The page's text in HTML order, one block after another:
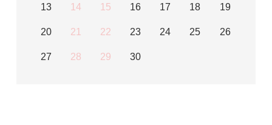
13 14 15 16 17 18 19
20 21 22 23 24 25 26
27 28 29 30